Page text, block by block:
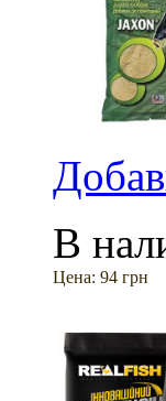
В
Цена: 94 грн